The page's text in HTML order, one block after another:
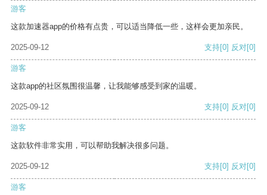
游客
这款加速器app的价格有点贵，可以适当降低一些，这样会更加亲民。
2025-09-12 支持[0] 反对[0]
游客
这款app的社区氛围很温馨，让我能够感受到家的温暖。
2025-09-12 支持[0] 反对[0]
游客
这款软件非常实用，可以帮助我解决很多问题。
2025-09-12 支持[0] 反对[0]
游客